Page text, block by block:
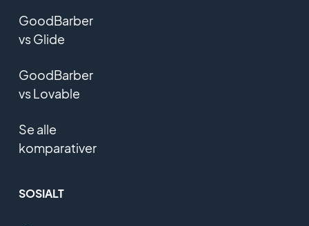
GoodBarber
vs Glide
GoodBarber
vs Lovable
Se alle
komparativer
SOSIALT